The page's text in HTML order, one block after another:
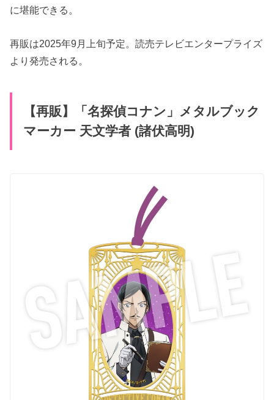
に堪能できる。
再販は2025年9月上旬予定。読売テレビエンタープライズ
より発売される。
【再販】「名探偵コナン」​メタルブック
マーカー 天文学者 (諸伏高明)